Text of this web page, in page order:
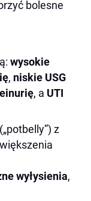
bolesne
wysokie
, niskie USG
, a UTI
(„potbelly”) z
wyłysienia,